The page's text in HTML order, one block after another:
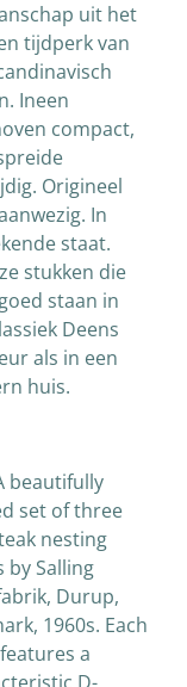
uit het
tijdperk van
Ineen
compact,
Origineel
In
staat.
stukken die
staan in
Deens
als in een
huis.
set of three
nesting
by Salling
Durup,
1960s. Each
a